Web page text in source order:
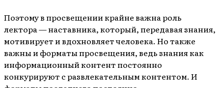
Поэтому в просвещении крайне важна роль
лектора — наставника, который, передавая знания,
мотивирует и вдохновляет человека. Но также
важны и форматы просвещения, ведь знания как
информационный контент постоянно
конкурируют с развлекательным контентом. И